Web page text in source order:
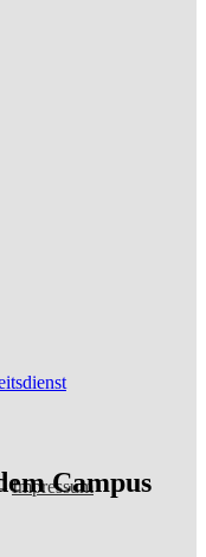
ImpressumCampus